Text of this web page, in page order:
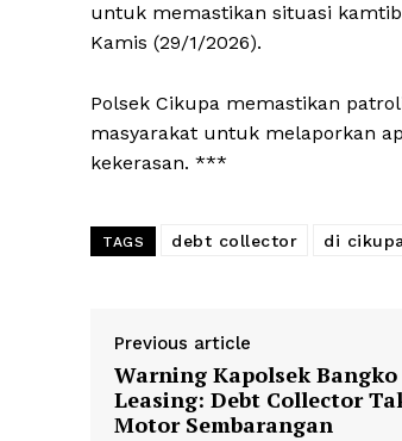
untuk memastikan situasi
Kamis (29/1/2026).
Polsek Cikupa memastikan
masyarakat untuk melaporkan
kekerasan. ***
TAGS debt collector di
Previous article
Warning Kapolsek Bangko
Leasing: Debt Collector
Motor Sembarangan